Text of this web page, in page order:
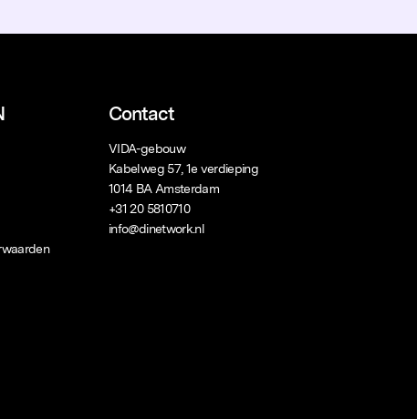
Contact
VIDA-gebouw
Kabelweg 57, 1e verdieping
1014 BA Amsterdam
+31 20 5810710
info@dinetwork.nl